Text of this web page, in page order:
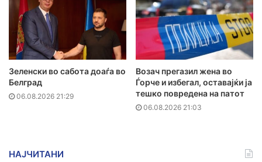
Зеленски во сабота доаѓа во
Белград
06.08.2026 21:29
Возач прегазил жена во
Ѓорче и избегал, оставајќи ја
тешко повредена на патот
06.08.2026 21:03
НАЈЧИТАНИ